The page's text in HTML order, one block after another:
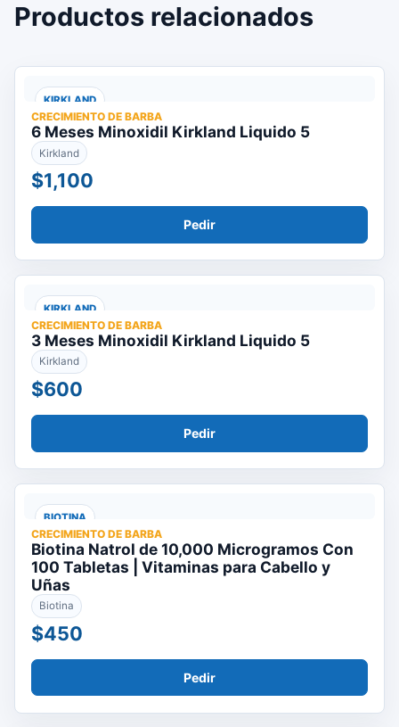
Productos relacionados
KIRKLAND
CRECIMIENTO DE BARBA
6 Meses Minoxidil Kirkland Liquido 5
Kirkland
$1,100
Pedir
KIRKLAND
CRECIMIENTO DE BARBA
3 Meses Minoxidil Kirkland Liquido 5
Kirkland
$600
Pedir
BIOTINA
CRECIMIENTO DE BARBA
Biotina Natrol de 10,000 Microgramos Con
100 Tabletas | Vitaminas para Cabello y
Uñas
Biotina
$450
Pedir